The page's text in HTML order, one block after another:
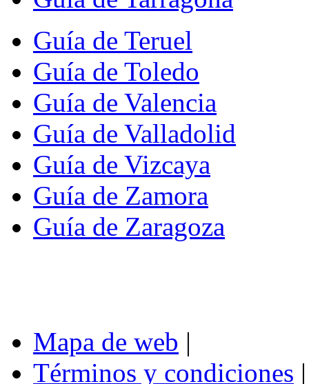
Guía de Teruel
Guía de Toledo
Guía de Valencia
Guía de Valladolid
Guía de Vizcaya
Guía de Zamora
Guía de Zaragoza
Mapa de web |
Términos y condiciones |